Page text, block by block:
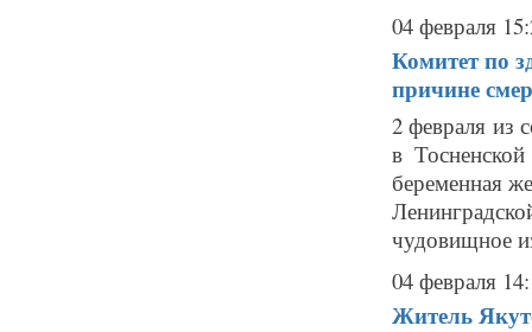
04 февраля
Комитет по
причине
2 февраля из
в
беременная
чудовищное
04 февраля
Житель